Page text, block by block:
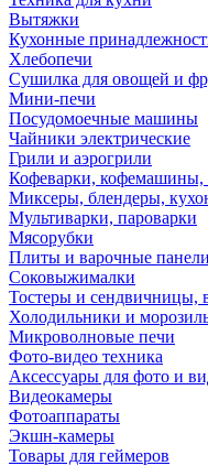
Вытяжки
Кухонные
Хлебопечи
Сушилка для овощей и
Мини-печи
Посудомоечные машины
Чайники электрические
Грили и аэрогрили
Кофеварки, кофемашины,
Миксеры, блендеры,
Мультиварки, пароварки
Мясорубки
Плиты и варочные панели
Соковыжималки
Тостеры и
Холодильники и
Микроволновые печи
Фото-видео техника
Аксессуары для фото и
Видеокамеры
Фотоаппараты
Экшн-камеры
Товары для геймеров